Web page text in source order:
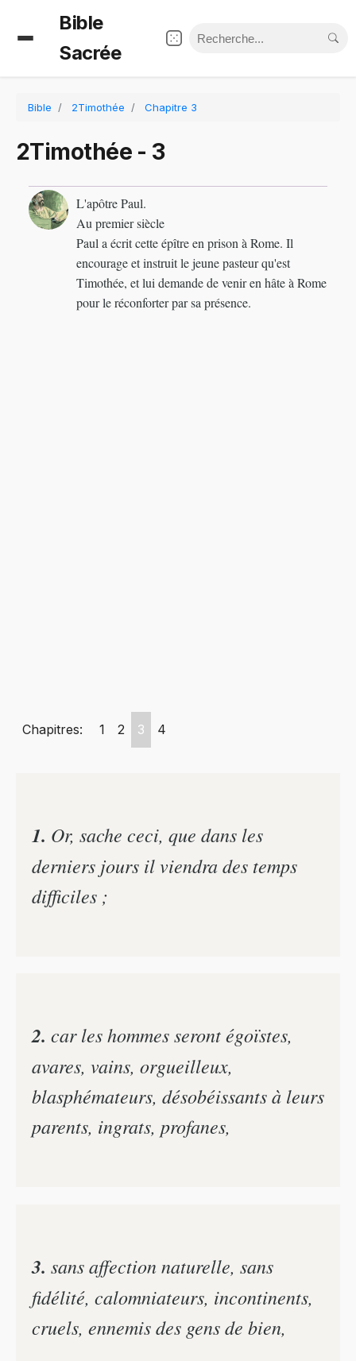
Bible
Sacrée
Bible 2Timothée Chapitre 3
2Timothée - 3
L'apôtre Paul.
Au premier siècle
Paul a écrit cette épître en prison à Rome. Il
encourage et instruit le jeune pasteur qu'est
Timothée, et lui demande de venir en hâte à Rome
pour le réconforter par sa présence.
Chapitres: 1 2 3 4
1. Or, sache ceci, que dans les
derniers jours il viendra des temps
difficiles ;
2. car les hommes seront égoïstes,
avares, vains, orgueilleux,
blasphémateurs, désobéissants à leurs
parents, ingrats, profanes,
3. sans affection naturelle, sans
fidélité, calomniateurs, incontinents,
cruels, ennemis des gens de bien,